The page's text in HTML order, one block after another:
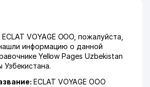
VOYAGE ООО, пожалуйста,
информацию о данной
Yellow Pages Uzbekistan
ECLAT VOYAGE ООО